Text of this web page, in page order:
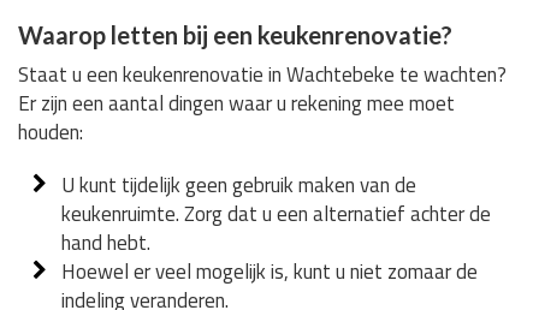
Waarop letten bij een keukenrenovatie?
Staat u een keukenrenovatie in Wachtebeke te wachten?
Er zijn een aantal dingen waar u rekening mee moet
houden:
U kunt tijdelijk geen gebruik maken van de
keukenruimte. Zorg dat u een alternatief achter de
hand hebt.
Hoewel er veel mogelijk is, kunt u niet zomaar de
indeling veranderen.